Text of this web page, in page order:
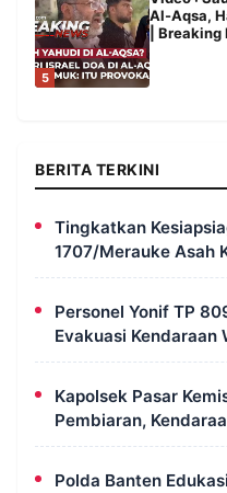
5
Al-Aqsa,
|
BERITA TERKINI
Tingkatkan
1707/Merauke Asah
Petugas Damkar
Personel Yonif TP
Evakuasi Kendaraan
Terperosok ke
Kapolsek Pasar
Pembiaran,
Jalan Langsung
Polda Banten